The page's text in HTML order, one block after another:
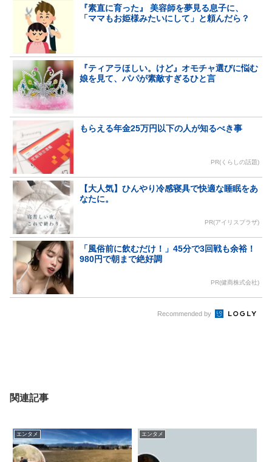
『素直に育った』 美容師を夢見る息子に、
「ママもお姫様みたいにして」と頼んだら？
『ティアラほしい。けど』オモチャ選びに悩む
娘を見て、パパが素敵すぎるひと言
もらえる年金25万円以下の人が知るべき事
PR(くらしの話題)
【大人気】ひんやり冷感寝具で快適な睡眠をあ
なたに。
PR(アイリスプラザ)
「風俗前に飲むだけ！」45分で3回戦も余裕！
980円で朝まで絶好調
PR(健商株式会社)
Recommended by
関連記事
エンタメ エンタメ